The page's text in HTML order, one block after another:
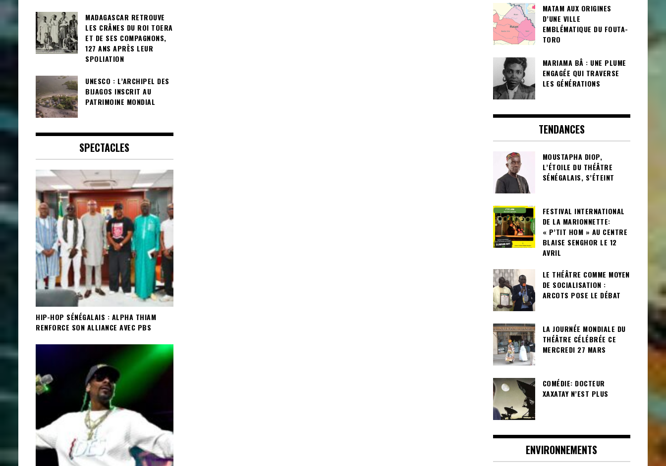
MADAGASCAR RETROUVE
LES CRÂNES DU ROI TOERA
ET DE SES COMPAGNONS,
127 ANS APRÈS LEUR
SPOLIATION
UNESCO : L’ARCHIPEL DES
BIJAGOS INSCRIT AU
PATRIMOINE MONDIAL
SPECTACLES
HIP-HOP SÉNÉGALAIS : ALPHA THIAM
RENFORCE SON ALLIANCE AVEC PBS
MATAM AUX ORIGINES
D’UNE VILLE
EMBLÉMATIQUE DU FOUTA-
TORO
MARIAMA BÂ : UNE PLUME
ENGAGÉE QUI TRAVERSE
LES GÉNÉRATIONS
TENDANCES
MOUSTAPHA DIOP,
L’ÉTOILE DU THÉÂTRE
SÉNÉGALAIS, S’ÉTEINT
FESTIVAL INTERNATIONAL
DE LA MARIONNETTE:
« P’TIT HOM » AU CENTRE
BLAISE SENGHOR LE 12
AVRIL
LE THÉÂTRE COMME MOYEN
DE SOCIALISATION :
ARCOTS POSE LE DÉBAT
LA JOURNÉE MONDIALE DU
THÉÂTRE CÉLÉBRÉE CE
MERCREDI 27 MARS
COMÉDIE: DOCTEUR
XAXATAY N’EST PLUS
ENVIRONNEMENTS